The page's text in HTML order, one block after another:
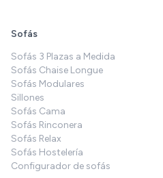
Sofás
Sofás 3 Plazas a Medida
Sofás Chaise Longue
Sofás Modulares
Sillones
Sofás Cama
Sofás Rinconera
Sofás Relax
Sofás Hostelería
Configurador de sofás